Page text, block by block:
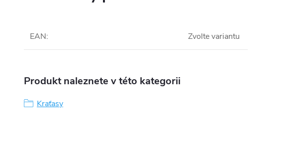
EAN: Zvolte variantu
Produkt naleznete v této kategorii
Kraťasy